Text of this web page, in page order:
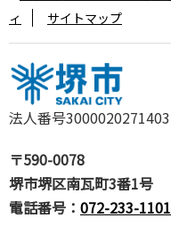
法人番号3000020271403
〒590-0078
堺市堺区南瓦町3番1号
電話番号： 072-233-1101
ィ
サイトマップ